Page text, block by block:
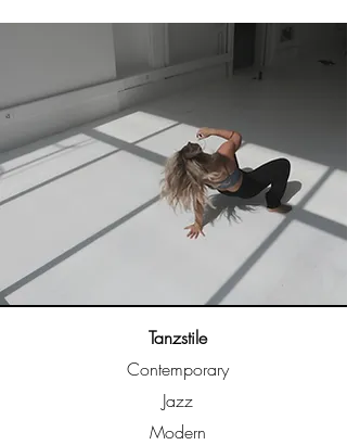
Tanzstile
Contemporary
Jazz
Modern